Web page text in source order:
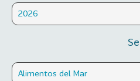
2026
Alimentos del Mar